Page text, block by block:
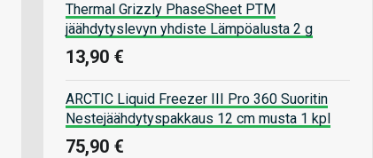
Thermal Grizzly PhaseSheet PTM
jäähdytyslevyn yhdiste Lämpöalusta 2 g
13,90 €
ARCTIC Liquid Freezer III Pro 360 Suoritin
Nestejäähdytyspakkaus 12 cm musta 1 kpl
75,90 €